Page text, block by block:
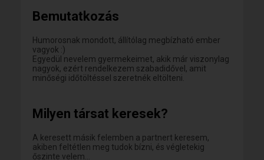
Bemutatkozás
Humorosnak mondott, állítólag megbízható ember
vagyok :)
Egyedül nevelem gyermekeimet, akik már viszonylag
nagyok, ezért rendelkezem szabadidővel, amit
minőségi időtöltéssel szeretnék eltölteni.
Milyen társat keresek?
A keresett másik felemben a partnert keresem,
akiben feltétlen meg tudok bízni, és végletekig
őszinte velem...